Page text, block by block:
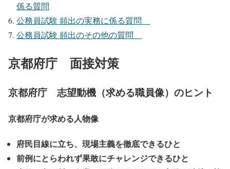
係る質問
公務員試験 頻出の実務に係る質問
公務員試験 頻出のその他の質問
京都府庁 面接対策
京都府庁 志望動機（求める職員像）のヒント
京都府庁が求める人物像
府民目線に立ち、現場主義を徹底できるひと
前例にとらわれず果敢にチャレンジできるひと